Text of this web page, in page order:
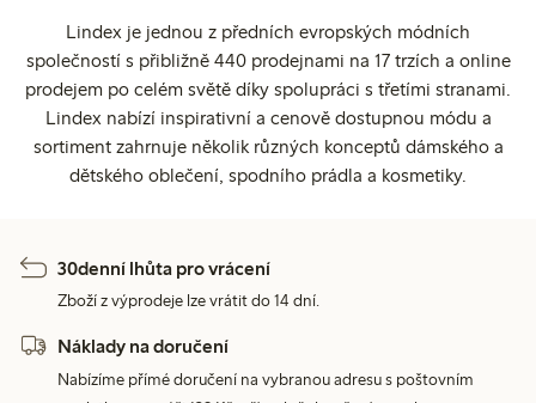
Lindex je jednou z předních evropských módních
společností s přibližně 440 prodejnami na 17 trzích a online
prodejem po celém světě díky spolupráci s třetími stranami.
Lindex nabízí inspirativní a cenově dostupnou módu a
sortiment zahrnuje několik různých konceptů dámského a
dětského oblečení, spodního prádla a kosmetiky.
30denní lhůta pro vrácení
Zboží z výprodeje lze vrátit do 14 dní.
Náklady na doručení
Nabízíme přímé doručení na vybranou adresu s poštovním